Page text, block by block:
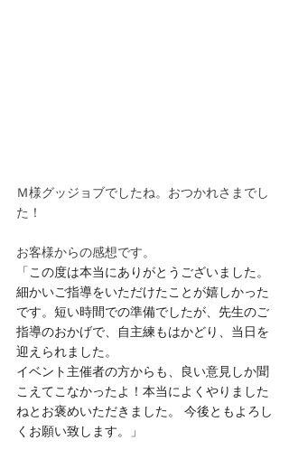
Ｍ様グッジョブでしたね。おつかれさまでし
た！
お客様からの感想です。
「この度は本当にありがとうございました。
細かいご指導をいただけたことが嬉しかった
です。短い時間での準備でしたが、先生のご
指導のおかげで、自主練もはかどり、当日を
迎えられました。
イベント主催者の方からも、良い意見しか聞
こえてこなかったよ！本当によくやりました
ねとお褒めいただきました。 今後ともよろし
くお願い致します。」